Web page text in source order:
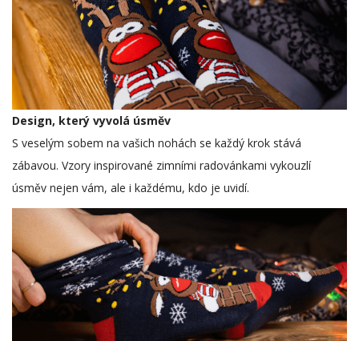
Design, který vyvolá úsměv
S veselým sobem na vašich nohách se každý krok stává
zábavou. Vzory inspirované zimními radovánkami vykouzlí
úsměv nejen vám, ale i každému, kdo je uvidí.